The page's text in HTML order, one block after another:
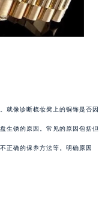
就像诊断梳妆凳上的铜饰是否因
生锈的原因。常见的原因包括但
正确的保养方法等。明确原因